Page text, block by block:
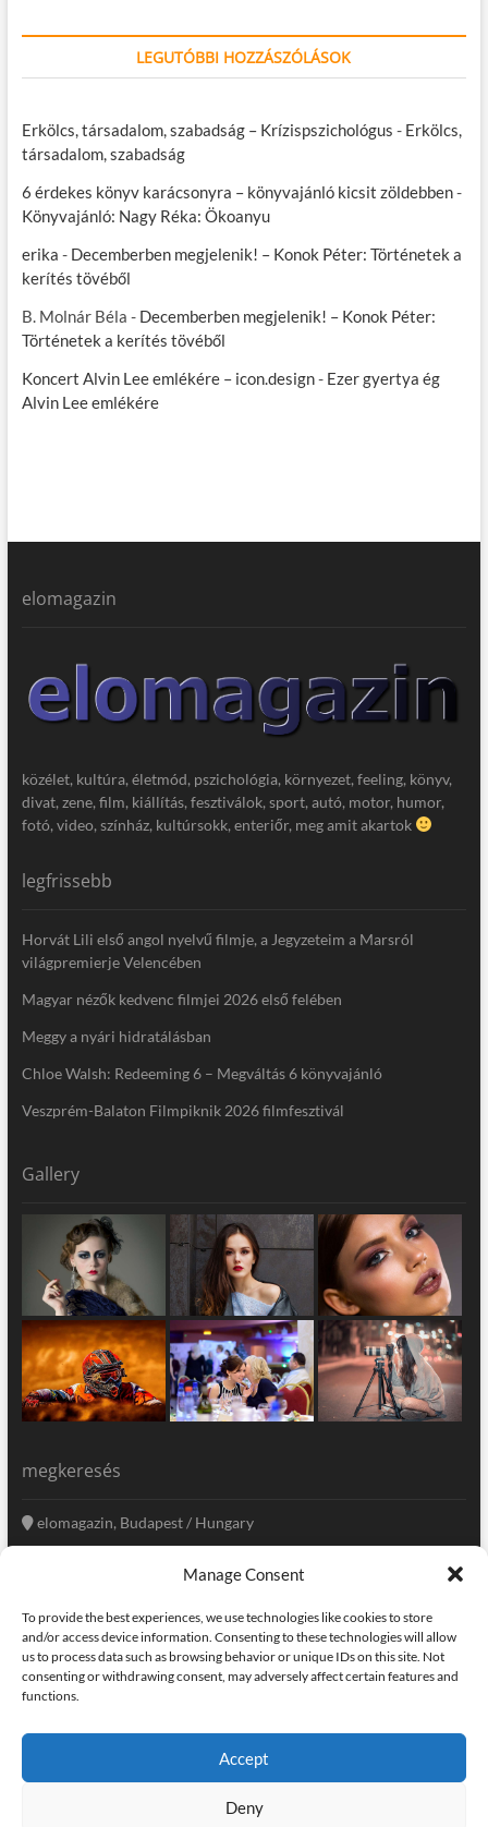
Manage Consent
To provide the best experiences, we use technologies like cookies to store
and/or access device information. Consenting to these technologies will allow
us to process data such as browsing behavior or unique IDs on this site. Not
consenting or withdrawing consent, may adversely affect certain features and
functions.
Accept
Deny
LEGUTÓBBI HOZZÁSZÓLÁSOK
Erkölcs, társadalom, szabadság – Krízispszichológus - Erkölcs,
társadalom, szabadság
6 érdekes könyv karácsonyra – könyvajánló kicsit zöldebben-
Könyvajánló: Nagy Réka: Ökoanyu
erika - Decemberben megjelenik! – Konok Péter: Történetek a
kerítés tövéből
B. Molnár Béla - Decemberben megjelenik! – Konok Péter:
Történetek a kerítés tövéből
Koncert Alvin Lee emlékére – icon.design- Ezer gyertya ég
Alvin Lee emlékére
elomagazin
közélet, kultúra, életmód, pszichológia, környezet, feeling, könyv,
divat, zene, film, kiállítás, fesztiválok, sport, autó, motor, humor,
fotó, video, színház, kultúrsokk, enteriőr, meg amit akartok
legfrissebb
Horvát Lili első angol nyelvű filmje, a Jegyzeteim a Marsról
világpremierje Velencében
Magyar nézők kedvenc filmjei 2026 első felében
Meggy a nyári hidratálásban
Chloe Walsh: Redeeming 6 – Megváltás 6 könyvajánló
Veszprém-Balaton Filmpiknik 2026 filmfesztivál
Gallery
megkeresés
elomagazin, Budapest / Hungary
szerkesztoseg@elomagazin.com
elomagazin
home adatvédelem impresszum kapcsolat